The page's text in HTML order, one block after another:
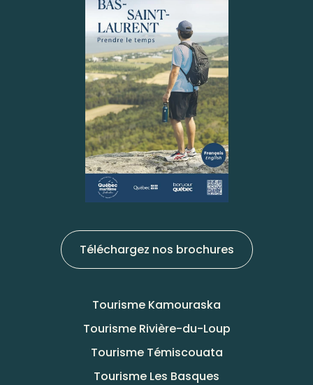
Téléchargez nos brochures
Tourisme Kamouraska
Tourisme Rivière-du-Loup
Tourisme Témiscouata
Tourisme Les Basques